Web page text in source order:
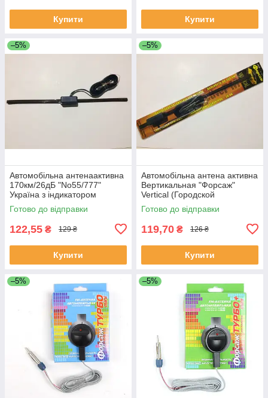
Купити Купити
–5%
Автомобільна антенаактивна
170км/26дБ "No55/777"
Україна з індикатором
Готово до відправки
122,55 ₴ 129 ₴
Купити
–5%
Автомобільна антена активна
Вертикальная "Форсаж"
Vertical (Городской
помехозащищенный
режим+Усил.36dв)
Готово до відправки
119,70 ₴ 126 ₴
Купити
–5% –5%